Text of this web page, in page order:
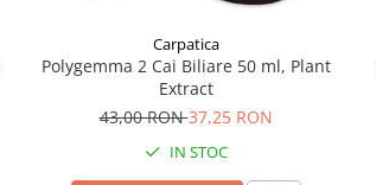
Carpatica
Polygemma 2 Cai Biliare 50 ml, Plant
Extract
43,00 RON37,25 RON
IN STOC